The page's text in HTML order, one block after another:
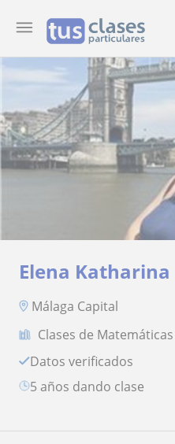
Elena Katharina
Málaga Capital
Clases de Matemáticas
Datos verificados
5 años dando clase